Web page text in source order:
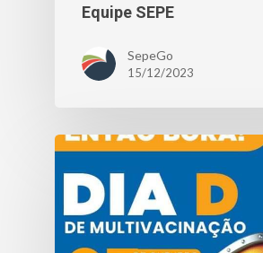
Equipe SEPE
SepeGo
15/12/2023